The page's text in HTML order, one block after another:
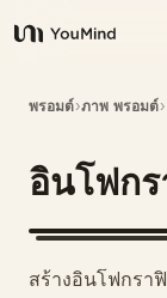
YouMind
ภาพรวม
กรณีการใช้งาน
พรอมต์›ภาพ พรอมต์›
อินโฟกร
1
สร้างอินโฟกรา